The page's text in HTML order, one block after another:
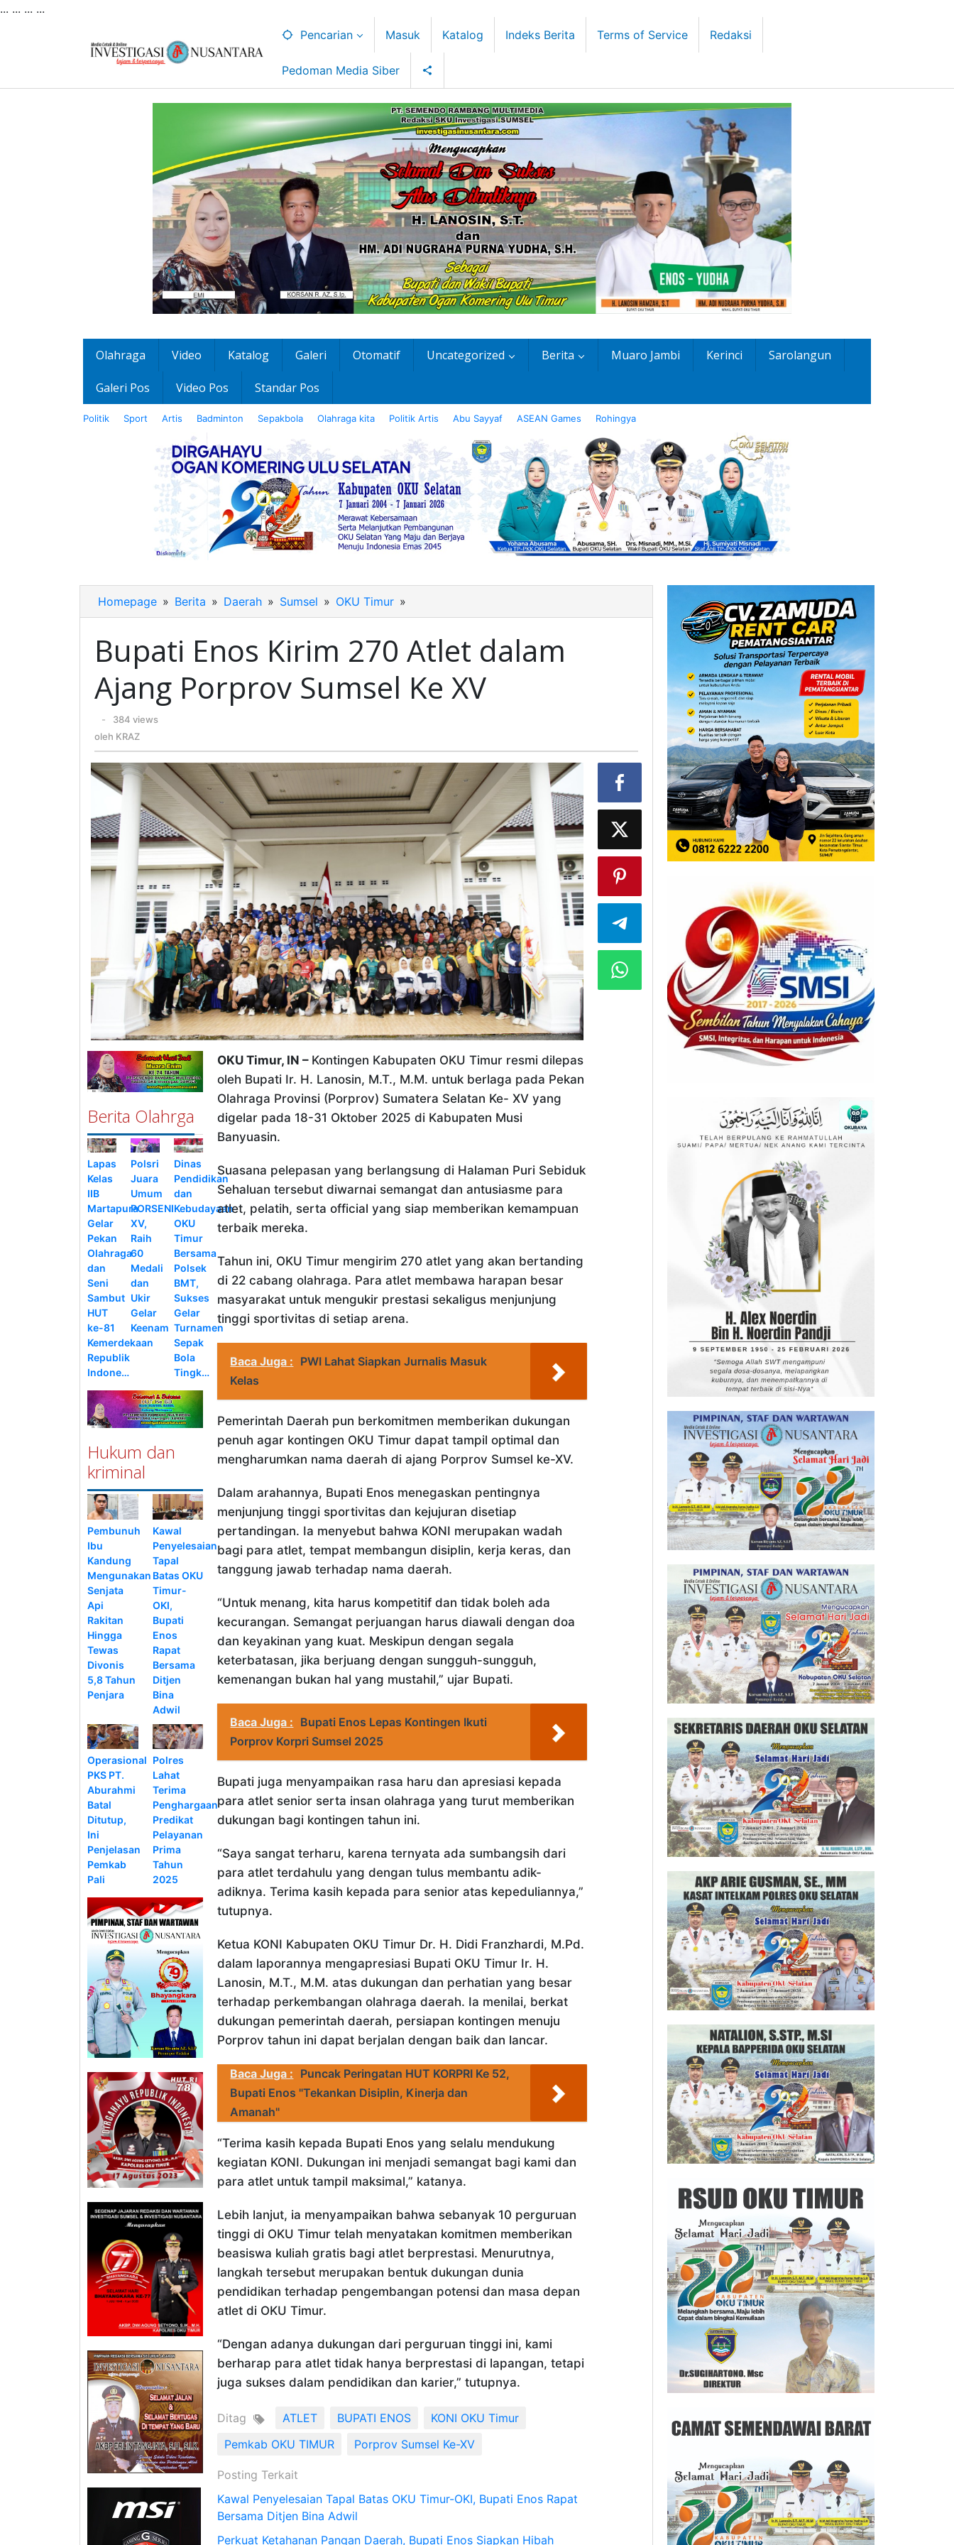
... ... ... ...
Pencarian Masuk Katalog Indeks Berita Terms of Service Redaksi
Pedoman Media Siber
Olahraga Video Katalog Galeri Otomatif Uncategorized Berita Muaro Jambi Kerinci Sarolangun
Galeri Pos Video Pos Standar Pos
Politik Sport Artis Badminton Sepakbola Olahraga kita Politik Artis Abu Sayyaf ASEAN Games Rohingya
Homepage » Berita » Daerah » Sumsel » OKU Timur »
Enos
270
dalam
Ke
XV
Bupati Enos Kirim 270 Atlet dalam
Ajang Porprov Sumsel Ke XV
oleh
KRAZ
-
384 views
oleh KRAZ
Berita Olahrga
Lapas
Kelas
IIB
Martapura
Gelar
Pekan
Olahraga
dan
Seni
Sambut
HUT
ke-81
Kemerdekaan
Republik
Indone…
Polsri
Juara
Umum
PORSENI
XV,
Raih
60
Medali
dan
Ukir
Gelar
Keenam
Dinas
Pendidikan
dan
Kebudayaan
OKU
Timur
Bersama
Polsek
BMT,
Sukses
Gelar
Turnamen
Sepak
Bola
Tingk…
Hukum dan
kriminal
Pembunuh
Ibu
Kandung
Mengunakan
Senjata
Api
Rakitan
Hingga
Tewas
Divonis
5,8 Tahun
Penjara
Kawal
Penyelesaian
Tapal
Batas OKU
Timur-
OKI,
Bupati
Enos
Rapat
Bersama
Ditjen
Bina
Adwil
Operasional
PKS PT.
Aburahmi
Batal
Ditutup,
Ini
Penjelasan
Pemkab
Pali
Polres
Lahat
Terima
Penghargaan
Predikat
Pelayanan
Prima
Tahun
2025
OKU Timur, IN – Kontingen Kabupaten OKU Timur resmi dilepas
oleh Bupati Ir. H. Lanosin, M.T., M.M. untuk berlaga pada Pekan
Olahraga Provinsi (Porprov) Sumatera Selatan Ke- XV yang
digelar pada 18-31 Oktober 2025 di Kabupaten Musi
Banyuasin.
Suasana pelepasan yang berlangsung di Halaman Puri Sebiduk
Sehaluan tersebut diwarnai semangat dan antusiasme para
atlet, pelatih, serta official yang siap memberikan kemampuan
terbaik mereka.
Tahun ini, OKU Timur mengirim 270 atlet yang akan bertanding
di 22 cabang olahraga. Para atlet membawa harapan besar
masyarakat untuk mengukir prestasi sekaligus menjunjung
tinggi sportivitas di setiap arena.
Baca Juga : PWI Lahat Siapkan Jurnalis Masuk
Kelas
Pemerintah Daerah pun berkomitmen memberikan dukungan
penuh agar kontingen OKU Timur dapat tampil optimal dan
mengharumkan nama daerah di ajang Porprov Sumsel ke-XV.
Dalam arahannya, Bupati Enos menegaskan pentingnya
menjunjung tinggi sportivitas dan kejujuran disetiap
pertandingan. Ia menyebut bahwa KONI merupakan wadah
bagi para atlet, tempat membangun disiplin, kerja keras, dan
tanggung jawab terhadap nama daerah.
“Untuk menang, kita harus kompetitif dan tidak boleh ada
kecurangan. Semangat perjuangan harus diawali dengan doa
dan keyakinan yang kuat. Meskipun dengan segala
keterbatasan, jika berjuang dengan sungguh-sungguh,
kemenangan bukan hal yang mustahil,” ujar Bupati.
Baca Juga : Bupati Enos Lepas Kontingen Ikuti
Porprov Korpri Sumsel 2025
Bupati juga menyampaikan rasa haru dan apresiasi kepada
para atlet senior serta insan olahraga yang turut memberikan
dukungan bagi kontingen tahun ini.
“Saya sangat terharu, karena ternyata ada sumbangsih dari
para atlet terdahulu yang dengan tulus membantu adik-
adiknya. Terima kasih kepada para senior atas kepeduliannya,”
tutupnya.
Ketua KONI Kabupaten OKU Timur Dr. H. Didi Franzhardi, M.Pd.
dalam laporannya mengapresiasi Bupati OKU Timur Ir. H.
Lanosin, M.T., M.M. atas dukungan dan perhatian yang besar
terhadap perkembangan olahraga daerah. Ia menilai, berkat
dukungan pemerintah daerah, persiapan kontingen menuju
Porprov tahun ini dapat berjalan dengan baik dan lancar.
Baca Juga : Puncak Peringatan HUT KORPRI Ke 52,
Bupati Enos "Tekankan Disiplin, Kinerja dan
Amanah"
“Terima kasih kepada Bupati Enos yang selalu mendukung
kegiatan KONI. Dukungan ini menjadi semangat bagi kami dan
para atlet untuk tampil maksimal,” katanya.
Lebih lanjut, ia menyampaikan bahwa sebanyak 10 perguruan
tinggi di OKU Timur telah menyatakan komitmen memberikan
beasiswa kuliah gratis bagi atlet berprestasi. Menurutnya,
langkah tersebut merupakan bentuk dukungan dunia
pendidikan terhadap pengembangan potensi dan masa depan
atlet di OKU Timur.
“Dengan adanya dukungan dari perguruan tinggi ini, kami
berharap para atlet tidak hanya berprestasi di lapangan, tetapi
juga sukses dalam pendidikan dan karier,” tutupnya.
Ditag ATLET BUPATI ENOS
KONI OKU Timur
Pemkab OKU TIMUR
Porprov Sumsel Ke-XV
Posting Terkait
Kawal Penyelesaian Tapal Batas OKU Timur-OKI, Bupati Enos Rapat
Bersama Ditjen Bina Adwil
Perkuat Ketahanan Pangan Daerah, Bupati Enos Siapkan Hibah